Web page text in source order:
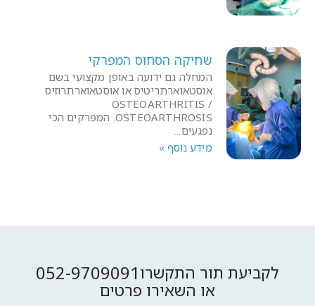
שחיקה הסחוס המפרקי
המחלה גם ידועה באופן מקצועי בשם
אוסטאוארתריטיס או אוסטאוארתרוזיס
OSTEOARTHRITIS /
OSTEOARTHROSIS. המפרקים הכי
נפגעים
מידע נוסף »
לקביעת תור התקשרו052-9709091
או השאירו פרטים